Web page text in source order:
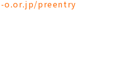
o.or.jp/preentry